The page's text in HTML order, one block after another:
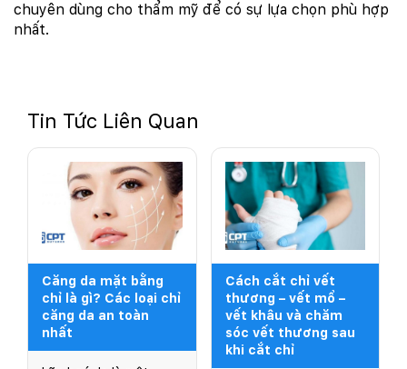
chuyên dùng cho thẩm mỹ để có sự lựa chọn phù hợp
nhất.
Tin Tức Liên Quan
Căng da mặt bằng
chỉ là gì? Các loại chỉ
căng da an toàn
nhất
Cách cắt chỉ vết
thương – vết mổ –
vết khâu và chăm
sóc vết thương sau
khi cắt chỉ